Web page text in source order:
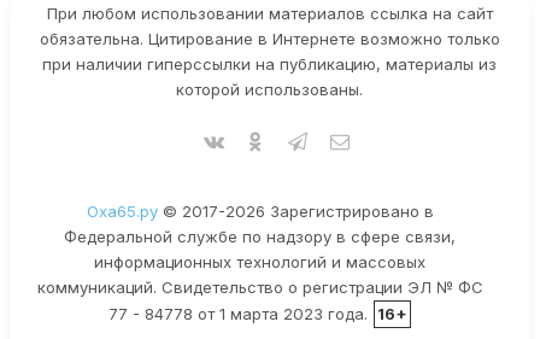
При любом использовании материалов ссылка на сайт
обязательна. Цитирование в Интернете возможно только
при наличии гиперссылки на публикацию, материалы из
которой использованы.
Оха65.ру© 2017-2026 Зарегистрировано в
Федеральной службе по надзору в сфере связи,
информационных технологий и массовых
коммуникаций. Свидетельство о регистрации ЭЛ № ФС
77 - 84778 от 1 марта 2023 года.
16+